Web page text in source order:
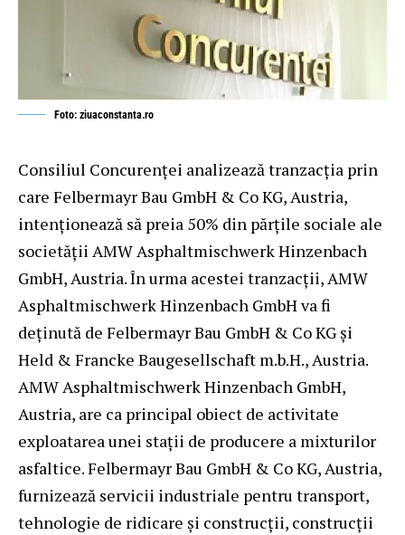
Foto: ziuaconstanta.ro
Consiliul Concurenţei analizează tranzacția prin
care Felbermayr Bau GmbH & Co KG, Austria,
intenționează să preia 50% din părțile sociale ale
societății AMW Asphaltmischwerk Hinzenbach
GmbH, Austria. În urma acestei tranzacții, AMW
Asphaltmischwerk Hinzenbach GmbH va fi
deținută de Felbermayr Bau GmbH & Co KG și
Held & Francke Baugesellschaft m.b.H., Austria.
AMW Asphaltmischwerk Hinzenbach GmbH,
Austria, are ca principal obiect de activitate
exploatarea unei stații de producere a mixturilor
asfaltice. Felbermayr Bau GmbH & Co KG, Austria,
furnizează servicii industriale pentru transport,
tehnologie de ridicare și construcții, construcții